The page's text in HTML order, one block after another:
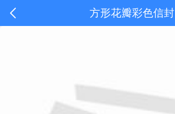
方形花瓣彩色信封